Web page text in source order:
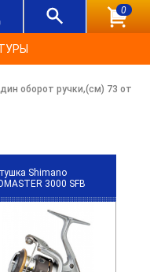
0
оборот ручки,(см) 73 от
Shimano
3000 SFB